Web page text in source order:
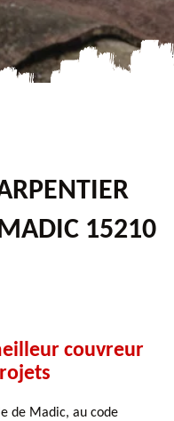
15210
couvreur
de Madic, au code